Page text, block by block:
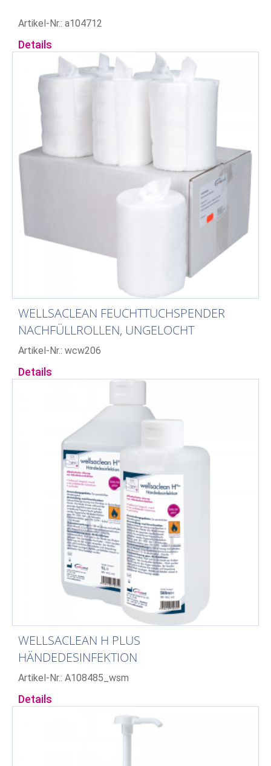
Artikel-Nr.: a104712
Details
WELLSACLEAN FEUCHTTUCHSPENDER
NACHFÜLLROLLEN, UNGELOCHT
Artikel-Nr.: wcw206
Details
WELLSACLEAN H PLUS
HÄNDEDESINFEKTION
Artikel-Nr.: A108485_wsm
Details